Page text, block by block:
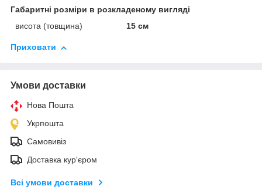
Габаритні розміри в розкладеному вигляді
висота (товщина)
15 см
Приховати
Умови доставки
Нова Пошта
Укрпошта
Самовивіз
Доставка кур'єром
Всі умови доставки